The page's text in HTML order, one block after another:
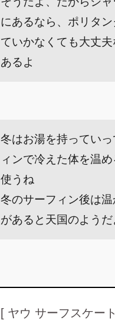
にあるなら、ポリタン
ていかなくても大丈夫
あるよ
冬はお湯を持っていっ
ィンで冷えた体を温
使うね
冬のサーフィン後は
があると天国のようだ
[ ヤウ サーフスケー